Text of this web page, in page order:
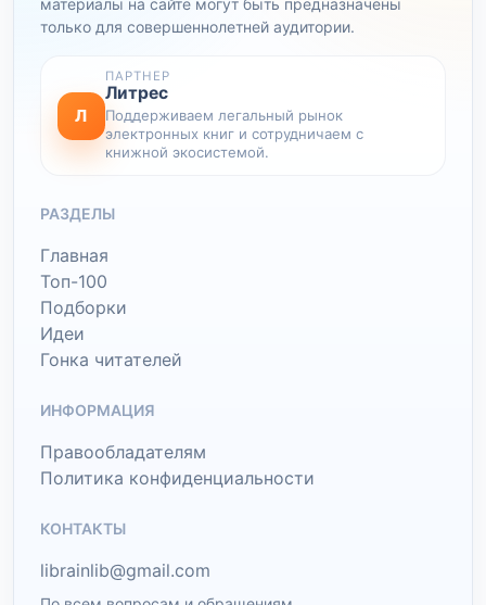
материалы на сайте могут быть предназначены
только для совершеннолетней аудитории.
Л
ПАРТНЕР
Литрес
Поддерживаем легальный рынок
электронных книг и сотрудничаем с
книжной экосистемой.
РАЗДЕЛЫ
Главная
Топ-100
Подборки
Идеи
Гонка читателей
ИНФОРМАЦИЯ
Правообладателям
Политика конфиденциальности
КОНТАКТЫ
librainlib@gmail.com